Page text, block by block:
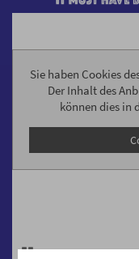
Pause
Sie haben Cookies
Der Inhalt des
können dies in